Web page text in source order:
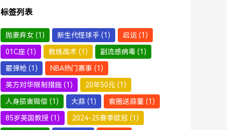
标签列表
抛妻弃女 (1) 新生代怪球手 (1) 启运 (1)
01C座 (1) 教练战术 (1) 副流感病毒 (1)
霰弹枪 (1) NBA热门赛事 (1)
英方对华限制措施 (1) 20年50元 (1)
人身损害赔偿 (1) 大蒜 (1) 套圈送蒜薹 (1)
85岁英国教授 (1) 2024-25赛季欧冠 (1)